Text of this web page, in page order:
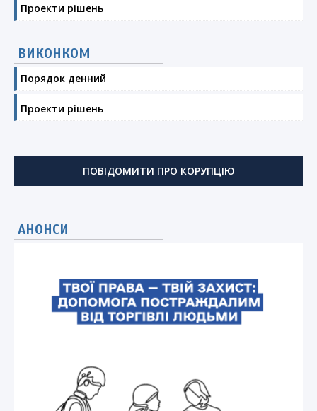
Проекти рішень
ВИКОНКОМ
Порядок денний
Проекти рішень
ПОВІДОМИТИ ПРО КОРУПЦІЮ
АНОНСИ